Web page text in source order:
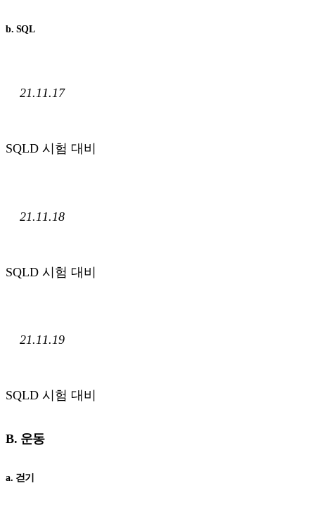
b. SQL
21.11.17
SQLD 시험 대비
21.11.18
SQLD 시험 대비
21.11.19
SQLD 시험 대비
B. 운동
a. 걷기